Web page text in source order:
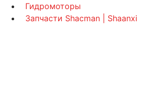
Гидромоторы
Запчасти Shacman | Shaanxi